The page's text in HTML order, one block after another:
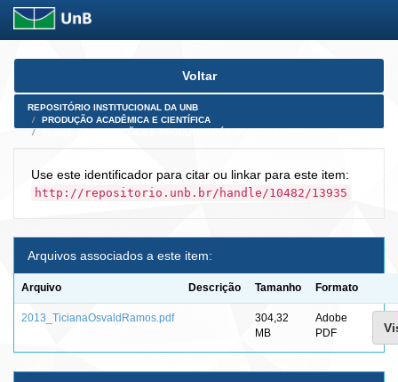
Skip
Voltar
REPOSITÓRIO INSTITUCIONAL DA UNB
PRODUÇÃO ACADÊMICA E CIENTÍFICA
Use este identificador para citar ou linkar para este item:
http://repositorio.unb.br/handle/10482/13935
Arquivos associados a este item:
Arquivo Descrição Tamanho Formato
2013_TicianaOsvaldRamos.pdf
304,32
MB
Adobe
PDF